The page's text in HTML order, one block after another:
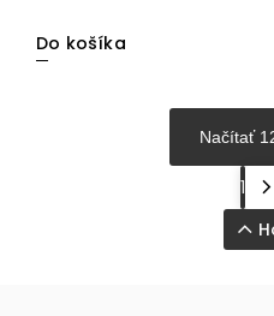
Do košíka
Načítať
1